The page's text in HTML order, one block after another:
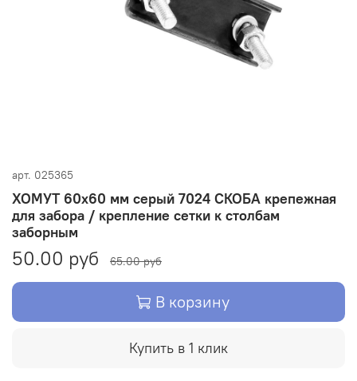
арт. 025365
ХОМУТ 60х60 мм серый 7024 СКОБА крепежная
для забора / крепление сетки к столбам
заборным
50.00 руб 65.00 руб
В корзину
Купить в 1 клик